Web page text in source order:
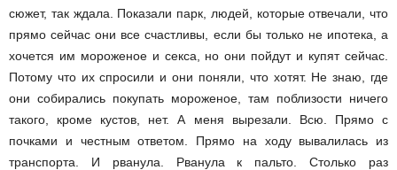
сюжет, так ждала. Показали парк, людей, которые отвечали, что
прямо сейчас они все счастливы, если бы только не ипотека, а
хочется им мороженое и секса, но они пойдут и купят сейчас.
Потому что их спросили и они поняли, что хотят. Не знаю, где
они собирались покупать мороженое, там поблизости ничего
такого, кроме кустов, нет. А меня вырезали. Всю. Прямо с
почками и честным ответом. Прямо на ходу вывалилась из
транспорта. И рванула. Рванула к пальто. Столько раз